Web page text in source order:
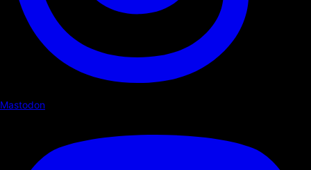
Mastodon